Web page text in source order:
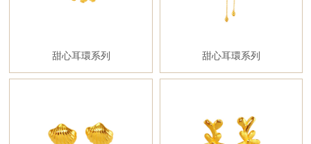
甜心耳環系列 甜心耳環系列